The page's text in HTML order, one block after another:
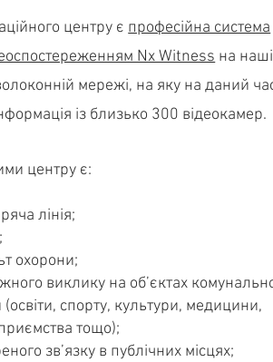
центру є професійна система
Nx Witness на
мережі, на яку на даний
із близько 300 відеокамер.
центру є:
лінія;
охорони;
виклику на об’єктах
(освіти, спорту, культури, медицини,
тощо);
зв’язку в публічних місцях;